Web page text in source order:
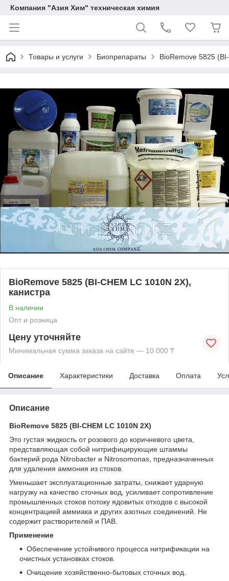
Компания "Азия Хим" техническая химия
Товары и услуги Биопрепараты BioRemove 5825
BioRemove 5825 (BI-CHEM LC 1010N 2Х),
канистра
В наличии
Опт и розница
Цену уточняйте
Минимальная сумма заказа на сайте — 10 000 ₸
Описание Характеристики Доставка Оплата
Описание
BioRemove 5825 (BI-CHEM LC 1010N 2Х)
Это густая жидкость от розового до коричневого цвета,
представляющая собой нитрифицирующие штаммы
бактерий рода Nitrobacter и Nitrosomonas, предназначенных
для удаления аммония из стоков.
Уменьшает эксплуатационные затраты, снижает ударную
нагрузку на качество сточных вод, усиливает сопротивление
промышленных стоков потоку ядовитых отходов с высокой
концентрацией аммиака и других азотных соединений. Не
содержит растворителей и ПАВ.
Применение
Обеспечение устойчивого процесса нитрификации на
очистных установках стоков.
Очищение хозяйственно-бытовых сточных вод.